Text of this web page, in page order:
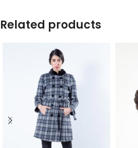
Related products